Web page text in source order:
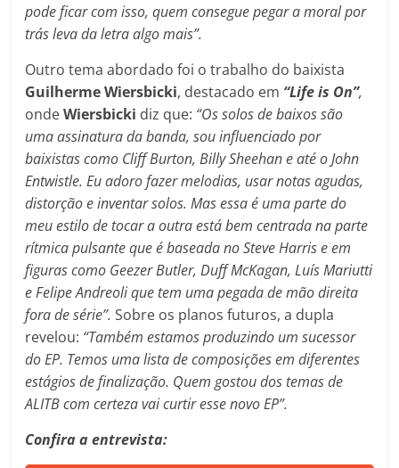
pode ficar com isso, quem consegue pegar a moral por
trás leva da letra algo mais”.
Outro tema abordado foi o trabalho do baixista
GuilhermeWiersbicki, destacado em “Life is On”,
ondeWiersbicki diz que: “Os solos de baixos são
uma assinatura da banda, sou influenciado por
baixistas como Cliff Burton, Billy Sheehan e até o John
Entwistle. Eu adoro fazer melodias, usar notas agudas,
distorção e inventar solos. Mas essa é uma parte do
meu estilo de tocar a outra está bem centrada na parte
rítmica pulsante que é baseada no Steve Harris e em
figuras como Geezer Butler, Duff McKagan, Luís Mariutti
e Felipe Andreoli que tem uma pegada de mão direita
fora de série”.Sobre os planos futuros, a dupla
revelou: “Também estamos produzindo um sucessor
do EP. Temos uma lista de composições em diferentes
estágios de finalização. Quem gostou dos temas de
ALITB com certeza vai curtir esse novo EP”.
Confira a entrevista: